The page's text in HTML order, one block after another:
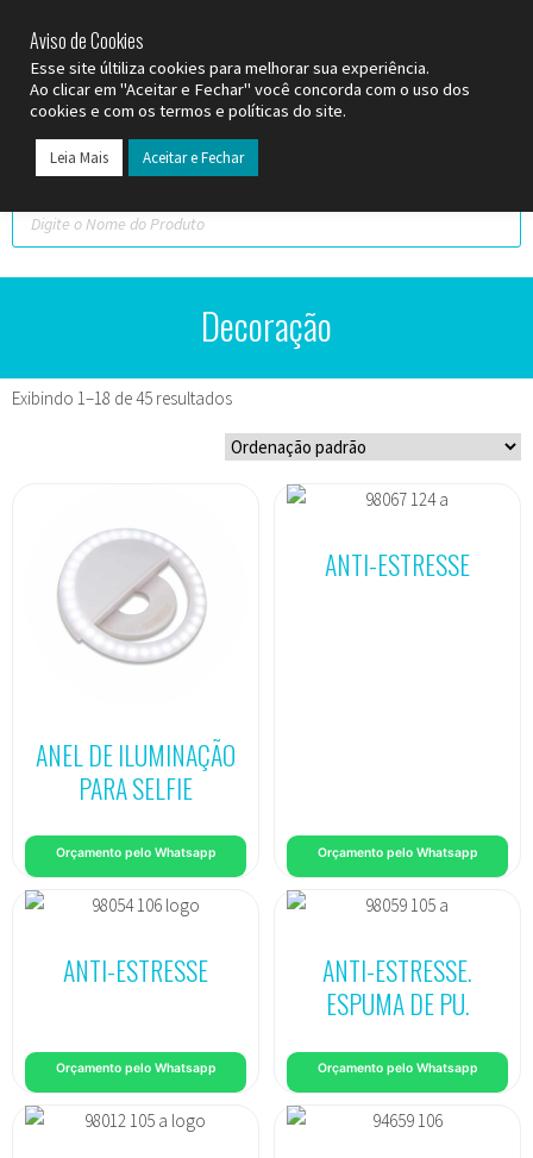
Decoração
Exibindo 1–18 de 45 resultados
ANEL DE ILUMINAÇÃO
PARA SELFIE
Orçamento pelo Whatsapp
ANTI-ESTRESSE
Orçamento pelo Whatsapp
ANTI-ESTRESSE
Orçamento pelo Whatsapp
ANTI-ESTRESSE.
ESPUMA DE PU.
Orçamento pelo Whatsapp
Aviso de Cookies
Esse site últiliza cookies para melhorar sua experiência.
Ao clicar em "Aceitar e Fechar" você concorda com o uso dos
cookies e com os termos e políticas do site.
Leia Mais Aceitar e Fechar